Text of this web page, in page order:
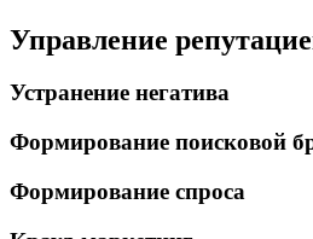
Управление
Устранение негатива
Формирование поисковой
Формирование спроса